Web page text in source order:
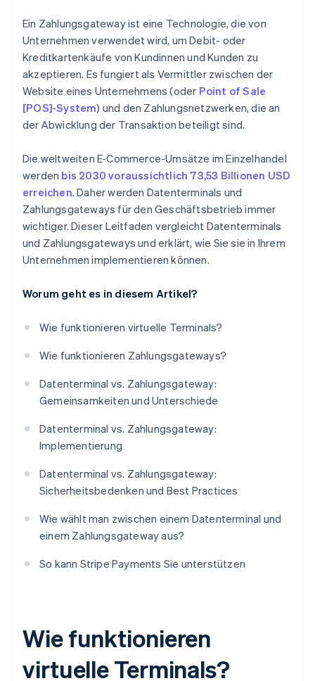
Ein Zahlungsgateway ist eine Technologie, die von
Unternehmen verwendet wird, um Debit- oder
Kreditkartenkäufe von Kundinnen und Kunden zu
akzeptieren. Es fungiert als Vermittler zwischen der
Website eines Unternehmens (oder Point of Sale
[POS]-System) und den Zahlungsnetzwerken, die an
der Abwicklung der Transaktion beteiligt sind.
Die weltweiten E-Commerce-Umsätze im Einzelhandel
werden bis 2030 voraussichtlich 73,53 Billionen USD
erreichen. Daher werden Datenterminals und
Zahlungsgateways für den Geschäftsbetrieb immer
wichtiger. Dieser Leitfaden vergleicht Datenterminals
und Zahlungsgateways und erklärt, wie Sie sie in Ihrem
Unternehmen implementieren können.
Worum geht es in diesem Artikel?
Wie funktionieren virtuelle Terminals?
Wie funktionieren Zahlungsgateways?
Datenterminal vs. Zahlungsgateway:
Gemeinsamkeiten und Unterschiede
Datenterminal vs. Zahlungsgateway:
Implementierung
Datenterminal vs. Zahlungsgateway:
Sicherheitsbedenken und Best Practices
Wie wählt man zwischen einem Datenterminal und
einem Zahlungsgateway aus?
So kann Stripe Payments Sie unterstützen
Wie funktionieren
virtuelle Terminals?